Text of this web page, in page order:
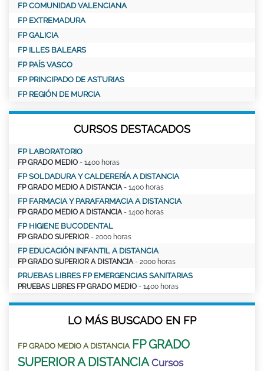
FP COMUNIDAD VALENCIANA
FP EXTREMADURA
FP GALICIA
FP ILLES BALEARS
FP PAÍS VASCO
FP PRINCIPADO DE ASTURIAS
FP REGIÓN DE MURCIA
CURSOS DESTACADOS
FP LABORATORIO
FP GRADO MEDIO - 1400 horas
FP SOLDADURA Y CALDERERÍA A DISTANCIA
FP GRADO MEDIO A DISTANCIA - 1400 horas
FP FARMACIA Y PARAFARMACIA A DISTANCIA
FP GRADO MEDIO A DISTANCIA - 1400 horas
FP HIGIENE BUCODENTAL
FP GRADO SUPERIOR - 2000 horas
FP EDUCACIÓN INFANTIL A DISTANCIA
FP GRADO SUPERIOR A DISTANCIA - 2000 horas
PRUEBAS LIBRES FP EMERGENCIAS SANITARIAS
PRUEBAS LIBRES FP GRADO MEDIO - 1400 horas
LO MÁS BUSCADO EN FP
FP GRADO MEDIO A DISTANCIA FP GRADO
SUPERIOR A DISTANCIA Cursos